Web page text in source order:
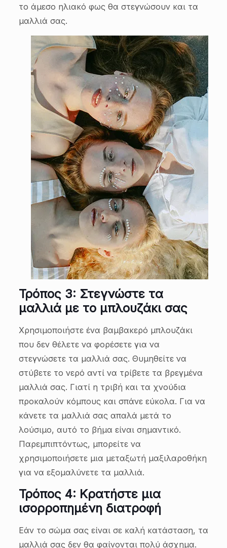
το άμεσο ηλιακό φως θα στεγνώσουν και τα
μαλλιά σας.
Τρόπος 3: Στεγνώστε τα
μαλλιά με το μπλουζάκι σας
Χρησιμοποιήστε ένα βαμβακερό μπλουζάκι
που δεν θέλετε να φορέσετε για να
στεγνώσετε τα μαλλιά σας. Θυμηθείτε να
στύβετε το νερό αντί να τρίβετε τα βρεγμένα
μαλλιά σας. Γιατί η τριβή και τα χνούδια
προκαλούν κόμπους και σπάνε εύκολα. Για να
κάνετε τα μαλλιά σας απαλά μετά το
λούσιμο, αυτό το βήμα είναι σημαντικό.
Παρεμπιπτόντως, μπορείτε να
χρησιμοποιήσετε μια μεταξωτή μαξιλαροθήκη
για να εξομαλύνετε τα μαλλιά.
Τρόπος 4: Κρατήστε μια
ισορροπημένη διατροφή
Εάν το σώμα σας είναι σε καλή κατάσταση, τα
μαλλιά σας δεν θα φαίνονται πολύ άσχημα.